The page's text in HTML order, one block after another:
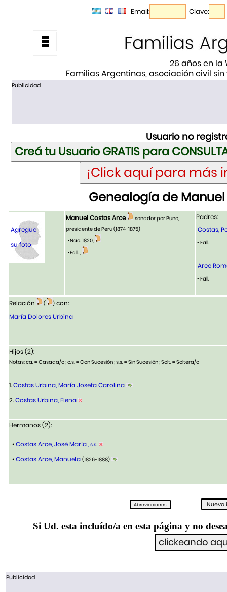
Email: Clave:
26 años en la
Familias Argentinas, asociación civil
Publicidad
Usuario no
Genealogía de
Agregue
su foto
Manuel Costas Arce
senador por Puno,
presidente de Peru (1874-1875)
•Nac. 1820,
•Fall. ,
Padres:
Costas,
• Fall.
Arce
• Fall.
Relación ( ) con:
María Dolores Urbina
Hijos (2):
Notas: ca. = Casada/o ; c.s. = Con Sucesión ; s.s. = Sin Sucesión ; Solt. = Soltera/o
1.Costas Urbina, María Josefa Carolina
2.Costas Urbina, Elena
Hermanos (2):
•Costas Arce, José María , s.s.
•Costas Arce, Manuela (1826-1888)
Si Ud. esta incluído/a en esta página y no
Publicidad